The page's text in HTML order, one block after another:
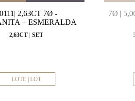
2,63CT 7Ø -
+ ESMERALDA
2,63CT | SET
LOTE | LOT
7Ø |